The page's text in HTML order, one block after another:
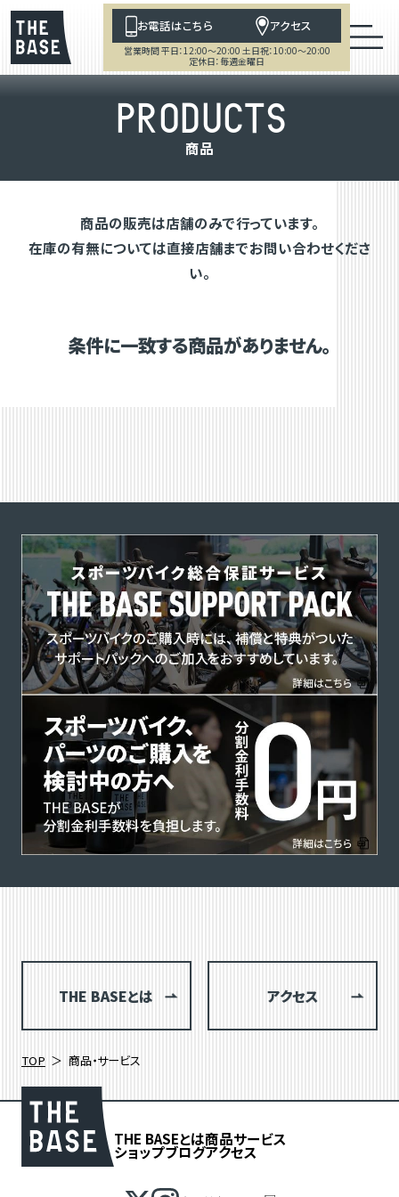
お電話はこちら アクセス
営業時間 平日：12:00～20:00 土日祝：10:00～20:00
定休日：毎週金曜日
PRODUCTS
商品
商品の販売は店舗のみで行っています。
在庫の有無については直接店舗までお問い合わせくださ
い。
条件に一致する商品がありません。
THE BASEとは アクセス
TOP 商品・サービス
THE BASEとは商品サービス
ショップブログアクセス